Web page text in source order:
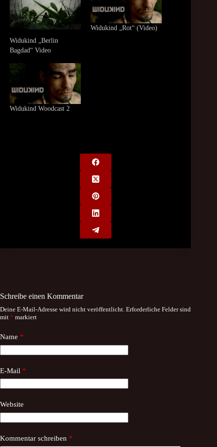
Widukind „Berlin
Bagdad“ Video
Widukind „Rot“ (Video)
Widukind Woodcast 2
Schreibe einen Kommentar
Deine E-Mail-Adresse wird nicht veröffentlicht. Erforderliche Felder sind
mit * markiert
Name *
E-Mail *
Website
Kommentar schreiben *